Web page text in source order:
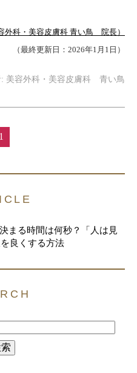
外科・美容皮膚科 青い鳥 院長）
（最終更新日：2026年1月1日）
美容外科・美容皮膚科 青い鳥
1
まる時間は何秒？「人は見
良くする方法